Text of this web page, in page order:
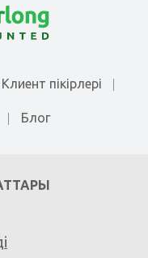
Клиент пікірлері
Блог